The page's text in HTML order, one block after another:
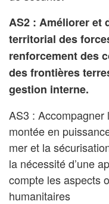
AS2 : Améliorer et
territorial des
renforcement des
des frontières
gestion interne.
AS3 :
montée en
mer et la
la nécessité d’une
compte les aspects
humanitaires